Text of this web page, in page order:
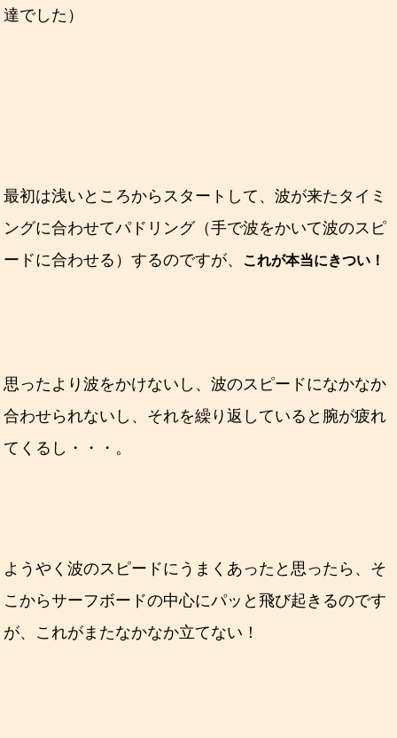
達でした）
最初は浅いところからスタートして、波が来たタイミ
ングに合わせてパドリング（手で波をかいて波のスピ
ードに合わせる）するのですが、
これが本当にきつい！
思ったより波をかけないし、波のスピードになかなか
合わせられないし、それを繰り返していると腕が疲れ
てくるし・・・。
ようやく波のスピードにうまくあったと思ったら、そ
こからサーフボードの中心にパッと飛び起きるのです
が、これがまたなかなか立てない！